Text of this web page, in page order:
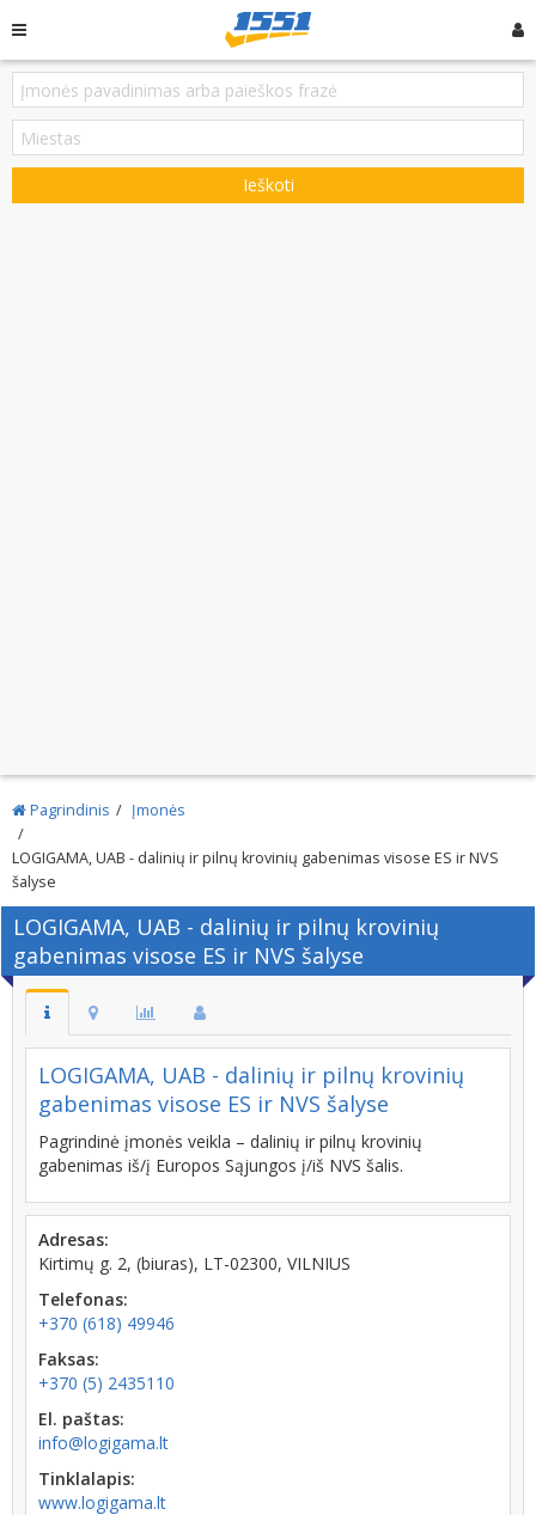
Ieškoti
Pagrindinis Įmonės
LOGIGAMA, UAB - dalinių ir pilnų krovinių gabenimas visose ES ir NVS
šalyse
LOGIGAMA, UAB - dalinių ir pilnų krovinių
gabenimas visose ES ir NVS šalyse
LOGIGAMA, UAB - dalinių ir pilnų krovinių
gabenimas visose ES ir NVS šalyse
Pagrindinė įmonės veikla – dalinių ir pilnų krovinių
gabenimas iš/į Europos Sąjungos į/iš NVS šalis.
Adresas:
Kirtimų g. 2, (biuras), LT-02300, VILNIUS
Telefonas:
+370 (618) 49946
Faksas:
+370 (5) 2435110
El. paštas:
info@logigama.lt
Tinklalapis:
www.logigama.lt